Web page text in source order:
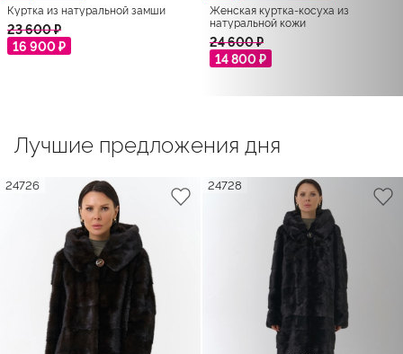
Куртка из натуральной замши
23 600 ₽
16 900 ₽
Женская куртка-косуха из
натуральной кожи
24 600 ₽
14 800 ₽
Лучшие предложения дня
24726 24728